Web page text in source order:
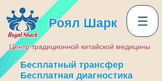
Роял Шарк
Центртрадиционной китайской медицины
Бесплатный трансфер
Бесплатная диагностика